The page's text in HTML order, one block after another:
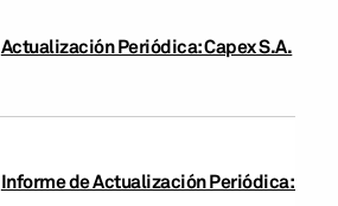
Actualización Periódica: Capex S.A.
Informe de Actualización Periódica: